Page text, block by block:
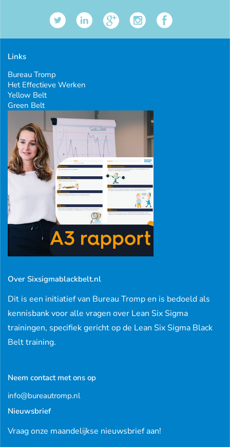
Links
Bureau Tromp
Het Effectieve Werken
Yellow Belt
Green Belt
Over Sixsigmablackbelt.nl
Dit is een initiatief van Bureau Tromp en is bedoeld als
kennisbank voor alle vragen over Lean Six Sigma
trainingen, specifiek gericht op de Lean Six Sigma Black
Belt training.
Neem contact met ons op
info@bureautromp.nl
Nieuwsbrief
Vraag onze maandelijkse nieuwsbrief aan!